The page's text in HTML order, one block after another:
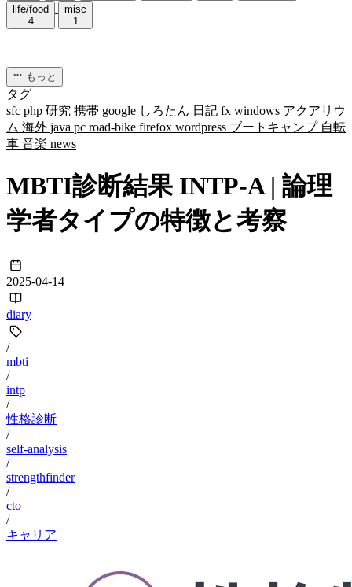
life/food
4
misc
1
もっと
タグ
sfc php 研究 携帯 google しろたん 日記 fx windows アクアリウ
ム 海外 java pc road-bike firefox wordpress ブートキャンプ 自転
車 音楽 news
MBTI診断結果 INTP-A | 論理
学者タイプの特徴と考察
2025-04-14
diary
/
mbti
/
intp
/
性格診断
/
self-analysis
/
strengthfinder
/
cto
/
キャリア